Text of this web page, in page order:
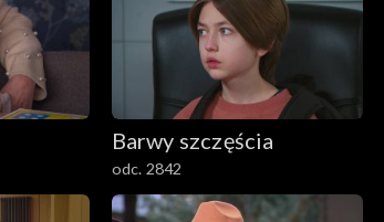
Barwy szczęścia
odc. 2842